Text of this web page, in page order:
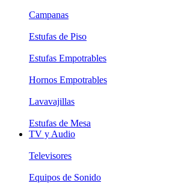
Campanas
Estufas de Piso
Estufas Empotrables
Hornos Empotrables
Lavavajillas
Estufas de Mesa
TV y Audio
Televisores
Equipos de Sonido